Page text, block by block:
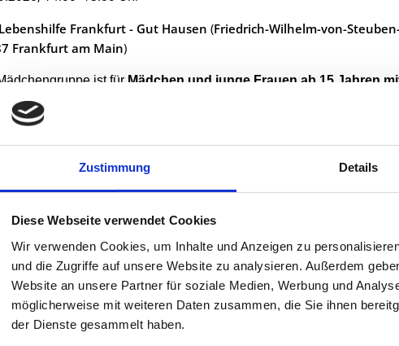
Zustimmung Details
Diese Webseite verwendet Cookies
Wir verwenden Cookies, um Inhalte und Anzeigen zu
und die Zugriffe auf unsere Website zu analysieren. Außerdem
Website an unsere Partner für soziale Medien, Werbung und
möglicherweise mit weiteren Daten zusammen, die Sie ihnen
der Dienste gesammelt haben.
Frankfurt - Gut Hausen (Friedrich-Wilhelm-von-
Frankfurt am Main)
ist für Mädchen und junge Frauen ab 15 Jahren
gemeinsam
immer Samstags:
Ausflüge machen oder bei der Lebenshilfe sein
kreativ sein oder entspannen
uns über alles